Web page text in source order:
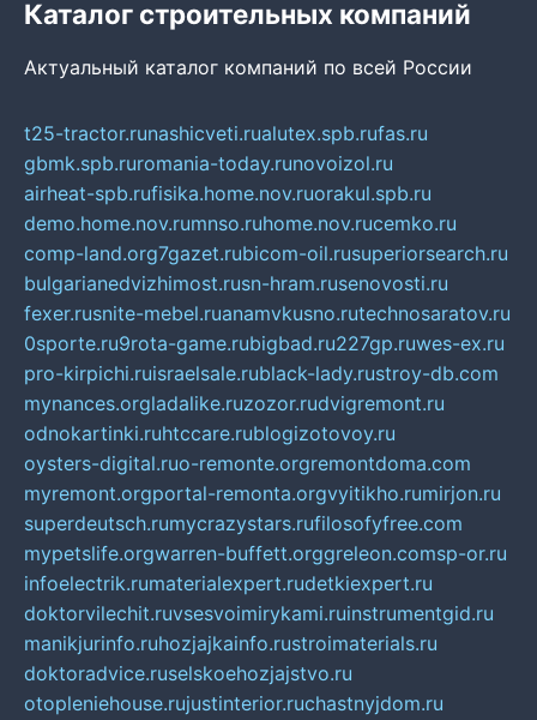
Каталог строительных компаний
Актуальный каталог компаний по всей России
t25-tractor.runashicveti.rualutex.spb.rufas.ru
gbmk.spb.ruromania-today.runovoizol.ru
airheat-spb.rufisika.home.nov.ruorakul.spb.ru
demo.home.nov.rumnso.ruhome.nov.rucemko.ru
comp-land.org7gazet.rubicom-oil.rusuperiorsearch.ru
bulgarianedvizhimost.rusn-hram.rusenovosti.ru
fexer.rusnite-mebel.ruanamvkusno.rutechnosaratov.ru
0sporte.ru9rota-game.rubigbad.ru227gp.ruwes-ex.ru
pro-kirpichi.ruisraelsale.rublack-lady.rustroy-db.com
mynances.orgladalike.ruzozor.rudvigremont.ru
odnokartinki.ruhtccare.rublogizotovoy.ru
oysters-digital.ruo-remonte.orgremontdoma.com
myremont.orgportal-remonta.orgvyitikho.rumirjon.ru
superdeutsch.rumycrazystars.rufilosofyfree.com
mypetslife.orgwarren-buffett.orggreleon.comsp-or.ru
infoelectrik.rumaterialexpert.rudetkiexpert.ru
doktorvilechit.ruvsesvoimirykami.ruinstrumentgid.ru
manikjurinfo.ruhozjajkainfo.rustroimaterials.ru
doktoradvice.ruselskoehozjajstvo.ru
otopleniehouse.rujustinterior.ruchastnyjdom.ru